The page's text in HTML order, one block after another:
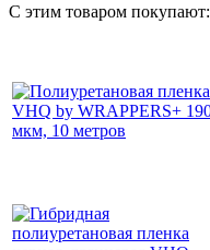
С этим товаром покупают: